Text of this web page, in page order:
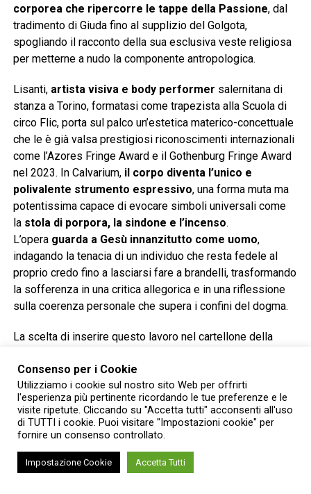
corporea che ripercorre le tappe della Passione, dal
tradimento di Giuda fino al supplizio del Golgota,
spogliando il racconto della sua esclusiva veste religiosa
per metterne a nudo la componente antropologica.
Lisanti,artista visiva e body performer salernitana di
stanza a Torino, formatasi come trapezista alla Scuola di
circo Flic, porta sul palco un’estetica materico-concettuale
che le è già valsa prestigiosi riconoscimenti internazionali
come l’Azores Fringe Award e il Gothenburg Fringe Award
nel 2023. In Calvarium, il corpo diventa l’unico e
polivalente strumento espressivo, una forma muta ma
potentissima capace di evocare simboli universali come
la stola di porpora, la sindone e l’incenso.
L’opera guarda a Gesù innanzitutto come uomo,
indagando la tenacia di un individuo che resta fedele al
proprio credo fino a lasciarsi fare a brandelli, trasformando
la sofferenza in una critica allegorica e in una riflessione
sulla coerenza personale che supera i confini del dogma.
La scelta di inserire questo lavoro nel cartellone della
presente attraverso i linguaggi del corpo e dell’immagine.
Come sottolineato dal direttore artistico Max Borella,
l’intento è quello di esplorare ladimensione umana del
sacrificio e della convinzione estrema. «È un racconto
attraverso il corpo del dolore derivato dalla tenacia delle
proprie convinzioni e delle proprie idee. Una pasqua laica
dove l’uomo viene prima della figura divina
Consenso per i Cookie
Utilizziamo i cookie sul nostro sito Web per offrirti
l'esperienza più pertinente ricordando le tue preferenze e le
visite ripetute. Cliccando su "Accetta tutti" acconsenti all'uso
di TUTTI i cookie. Puoi visitare "Impostazioni cookie" per
fornire un consenso controllato.
Impostazione Cookie Accetta Tutti